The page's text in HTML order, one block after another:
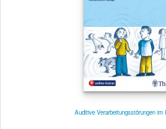
Auditive Verarbeitungsstörungen im